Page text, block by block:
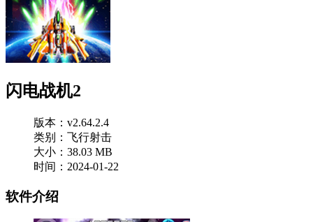
闪电战机2
版本：v2.64.2.4
类别：飞行射击
大小：38.03 MB
时间：2024-01-22
软件介绍